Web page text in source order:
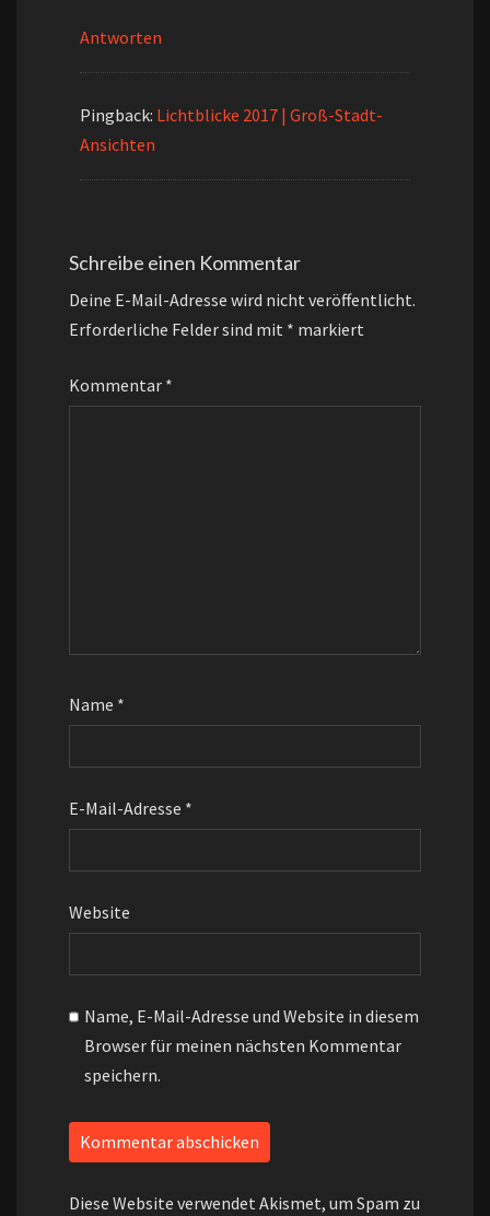
Antworten
Pingback: Lichtblicke 2017 | Groß-Stadt-
Ansichten
Schreibe einen Kommentar
Deine E-Mail-Adresse wird nicht veröffentlicht.
Erforderliche Felder sind mit * markiert
Kommentar *
Name *
E-Mail-Adresse *
Website
Name, E-Mail-Adresse und Website in diesem
Browser für meinen nächsten Kommentar
speichern.
Diese Website verwendet Akismet, um Spam zu